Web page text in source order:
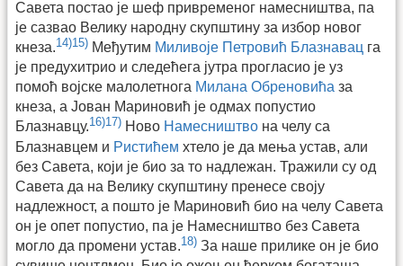
Савета постао је шеф привременог намесништва, па
је сазвао Велику народну скупштину за избор новог
кнеза.14)15) Међутим Миливоје Петровић Блазнавац га
је предухитрио и следећега јутра прогласио је уз
помоћ војске малолетнога Милана Обреновића за
кнеза, а Јован Мариновић је одмах попустио
Блазнавцу.16)17) Ново Намесништво на челу са
Блазнавцем и Ристићем хтело је да мења устав, али
без Савета, који је био за то надлежан. Тражили су од
Савета да на Велику скупштину пренесе своју
надлежност, а пошто је Мариновић био на челу Савета
он је опет попустио, па је Намесништво без Савета
могло да промени устав.18) За наше прилике он је био